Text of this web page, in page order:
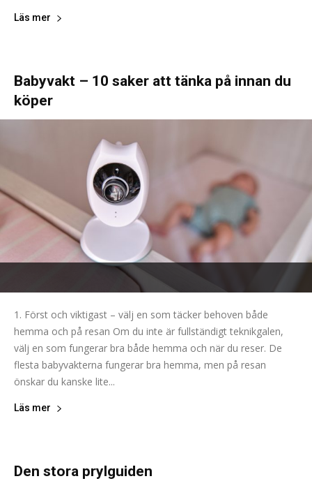
Läs mer
Babyvakt – 10 saker att tänka på innan du
köper
1. Först och viktigast – välj en som täcker behoven både
hemma och på resan Om du inte är fullständigt teknikgalen,
välj en som fungerar bra både hemma och när du reser. De
flesta babyvakterna fungerar bra hemma, men på resan
önskar du kanske lite...
Läs mer
Den stora prylguiden